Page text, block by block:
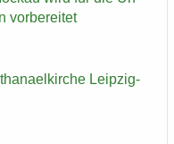
vor­be­rei­tet
Leipzig-​